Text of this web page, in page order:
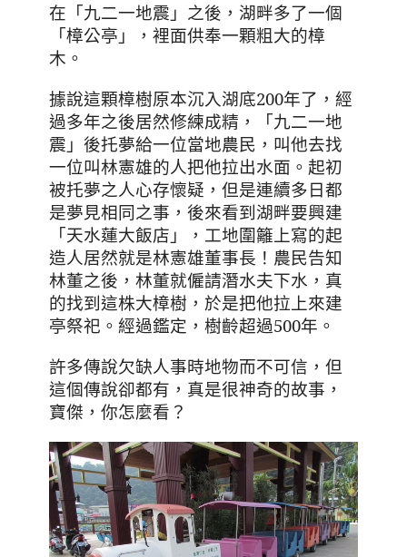
在 「九二一地震 」 之後，湖畔多了一個
「樟公亭 」
，裡面供奉一顆粗大的樟
木 。
據說這顆樟樹原本沉入湖底200年了 ，經
過多年之後居然修練成精， 「九二一地
震 」後托夢給一位當地農民，叫他去找
一位叫林憲雄的人把他拉出水面 。 起初
被托夢之人心存懷疑，但是連續多日都
是夢見相同之事 ，後來看到湖畔要興建
「天水蓮大飯店」，工地圍籬上寫的起
造人居然就是林憲雄董事長！農民告知
林董之後，林董就僱請潛水夫下水 ，真
的找到這株大樟樹，於是把他拉上來建
亭祭祀。經過鑑定，樹齡超過500年。
許多傳說欠缺人事時地物而不可信，但
這個傳說卻都有，真是很神奇的故事 ，
寶傑，你怎麼看？